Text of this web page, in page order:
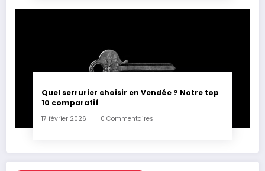
Quel serrurier choisir en Vendée ? Notre top
10 comparatif
17 février 2026 0 Commentaires